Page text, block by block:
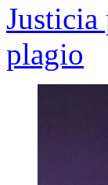
Justicia
plagio